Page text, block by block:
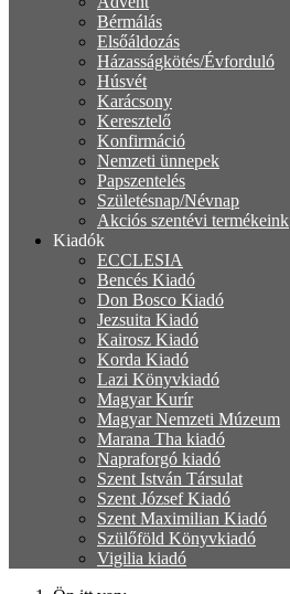
Bérmálás
Elsőáldozás
Házasságkötés/Évforduló
Húsvét
Karácsony
Keresztelő
Konfirmáció
Nemzeti ünnepek
Papszentelés
Születésnap/Névnap
Akciós szentévi termékeink
Kiadók
ECCLESIA
Bencés Kiadó
Don Bosco Kiadó
Jezsuita Kiadó
Kairosz Kiadó
Korda Kiadó
Lazi Könyvkiadó
Magyar Kurír
Magyar Nemzeti Múzeum
Marana Tha kiadó
Napraforgó kiadó
Szent István Társulat
Szent József Kiadó
Szent Maximilian Kiadó
Szülőföld Könyvkiadó
Vigilia kiadó